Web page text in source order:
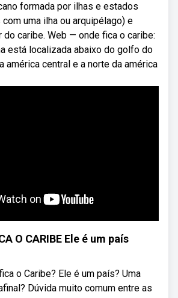
formada por ilhas e estados
uma ilha ou arquipélago) e
do caribe. Web — onde fica o caribe:
está localizada abaixo do golfo do
américa central e a norte da américa
O CARIBE Ele é um país
o Caribe? Ele é um país? Uma
Dúvida muito comum entre as